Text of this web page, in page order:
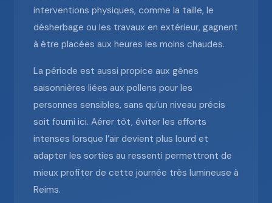
interventions physiques, comme la taille, le
désherbage ou les travaux en extérieur, gagnent
à être placées aux heures les moins chaudes.
La période est aussi propice aux gênes
saisonnières liées aux pollens pour les
personnes sensibles, sans qu’un niveau précis
soit fourni ici. Aérer tôt, éviter les efforts
intenses lorsque l’air devient plus lourd et
adapter les sorties au ressenti permettront de
mieux profiter de cette journée très lumineuse à
Reims.